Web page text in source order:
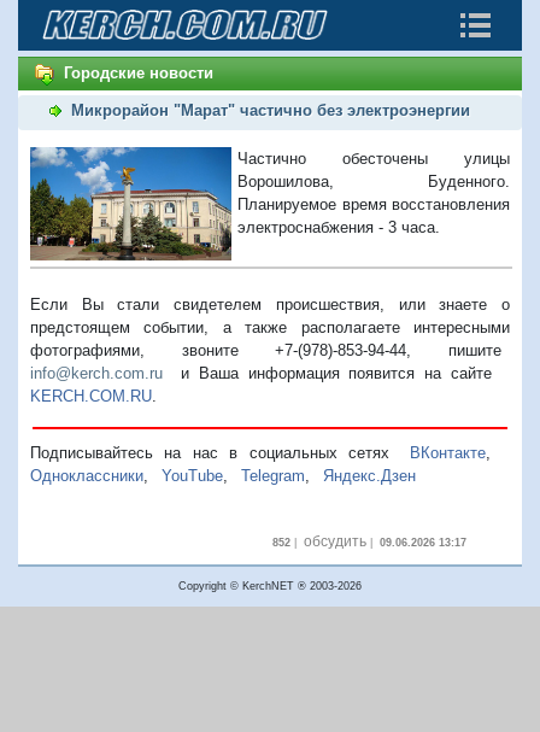
Городские новости
Микрорайон "Марат" частично без электроэнергии
Частично обесточены улицы
Ворошилова, Буденного.
Планируемое время восстановления
электроснабжения - 3 часа.
Если Вы стали свидетелем происшествия, или знаете о
предстоящем событии, а также располагаете интересными
фотографиями, звоните +7-(978)-853-94-44, пишите
info@kerch.com.ru и Ваша информация появится на сайте
KERCH.COM.RU
Подписывайтесь на нас в социальных сетях ВКонтакте,
Одноклассники
YouTube Telegram Яндекс.Дзен
852 |обсудить |09.06.2026 13:17
Copyright © KerchNET ® 2003-2026